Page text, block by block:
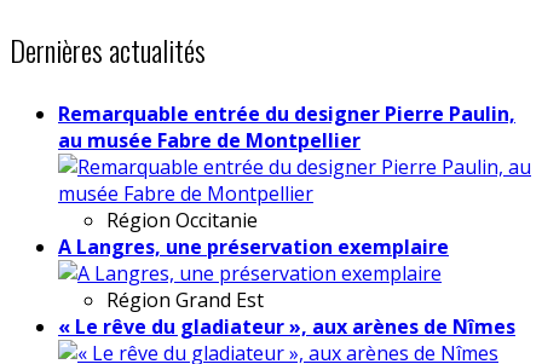
Dernières actualités
Remarquable entrée du designer Pierre Paulin,
au musée Fabre de Montpellier
Région Occitanie
A Langres, une préservation exemplaire
Région Grand Est
« Le rêve du gladiateur », aux arènes de Nîmes